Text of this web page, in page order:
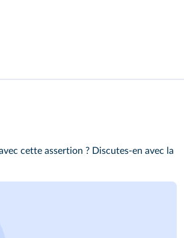
cette assertion ? Discutes-en avec la